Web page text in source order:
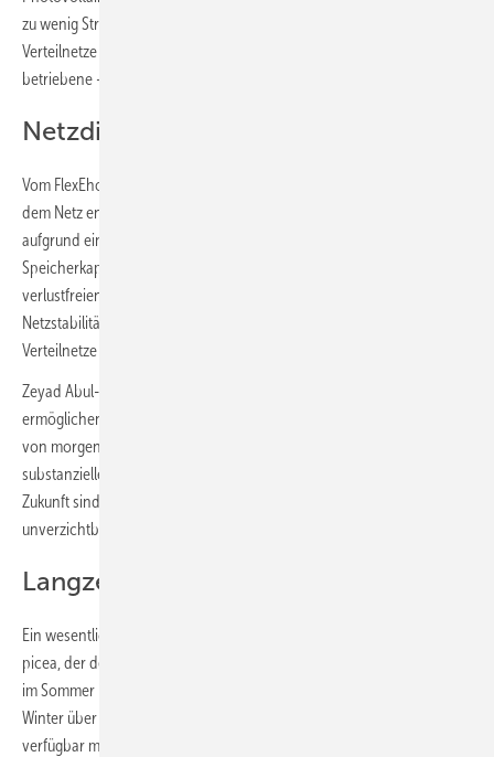
zu wenig Strom für den eigenen Bedarf. Das belastet immer stärker die
Verteilnetze und erfordert – derzeit noch mit fossilen Brennstoffen
betriebene – Reservekraftwerke.
Netzdienlicher Betrieb
Vom FlexEhome wird nur dann Strom ins Netz gegeben bzw. bzw. aus
dem Netz entnommen, wenn es dem Netz dienlich ist. Dies ist nur
aufgrund einer im Vergleich zu Batterien deutlich größeren
Speicherkapazität und einer auch über längere Zeiträume
verlustfreien Speicherung möglich. Mit dieser Flexibilität kann die
Netzstabilität verbessert und der Ausbaubedarf der dezentralen
Verteilnetze minimiert werden.
Zeyad Abul-Ella, Vorstandsvorsitzender und Gründer von HPS: „Damit
ermöglichen wir im Neubau schon heute den technischen Standard
von morgen. Die Besitzer eines solchen Gebäudes leisten einen
substanziellen Beitrag zur Netzstabilität und Versorgungssicherheit. In
Zukunft sind dezentrale Flexibilitäten für den Erfolg der Energiewende
unverzichtbar.“
Langzeit-Stromspeicher picea…
Ein wesentlicher Baustein des Projekts ist der Langzeit-Stromspeicher
picea, der den überschüssigen Strom der Photovoltaik-Dachanlage
im Sommer in Form von Elektrolyse-Wasserstoff speichert und im
Winter über eine Brennstoffzelle wieder als Strom und Wärme
verfügbar macht. In Kombination mit einer Wärmepumpe sorgt picea